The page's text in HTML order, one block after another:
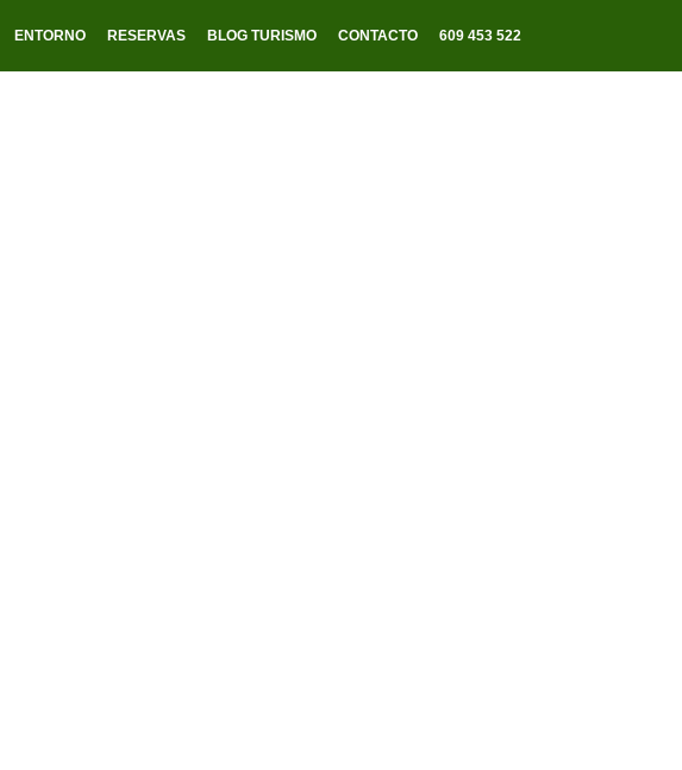
ENTORNO RESERVAS BLOG TURISMO CONTACTO 609 453 522